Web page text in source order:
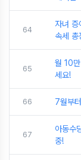
64
자녀
속세 총
65
월 10
세요!
66 7월부
67
아동수
중!